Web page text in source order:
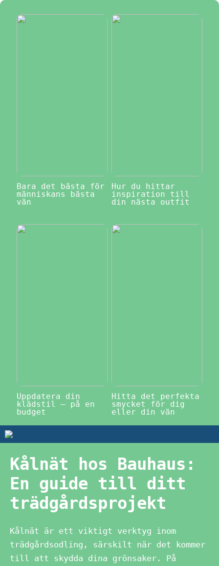
Bara det bästa för
människans bästa
vän
Hur du hittar
inspiration till
din nästa outfit
Uppdatera din
klädstil – på en
budget
Hitta det perfekta
smycket för dig
eller din vän
Kålnät hos Bauhaus:
En guide till ditt
trädgårdsprojekt
Kålnät är ett viktigt verktyg inom
trädgårdsodling, särskilt när det kommer
till att skydda dina grönsaker. På